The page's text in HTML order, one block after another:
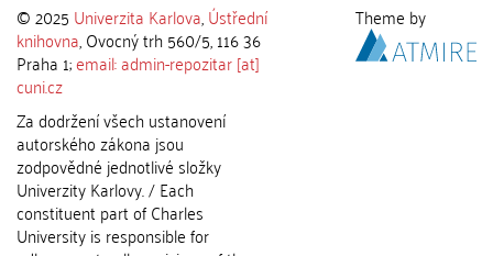
© 2025 Univerzita Karlova,Ústřední
knihovna, Ovocný trh 560/5, 116 36
Praha 1;email: admin-repozitar [at]
cuni.cz
Za dodržení všech ustanovení
autorského zákona jsou
zodpovědné jednotlivé složky
Univerzity Karlovy. / Each
constituent part of Charles
University is responsible for
Theme by